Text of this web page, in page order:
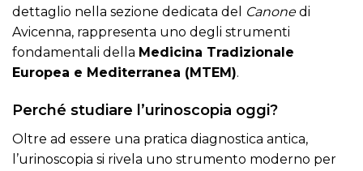
dettaglio nella sezione dedicata del
Canonedi
Avicenna, rappresenta uno degli strumenti
fondamentali della Medicina Tradizionale
Europea e Mediterranea (MTEM).
Perché studiare l’urinoscopia oggi?
Oltre ad essere una pratica diagnostica antica,
l’urinoscopia si rivela uno strumento moderno per